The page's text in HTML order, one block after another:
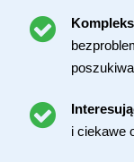
i ciekawe